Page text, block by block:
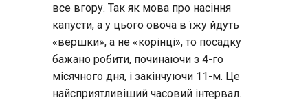
все вгору. Так як мова про насіння
капусти, а у цього овоча в їжу йдуть
«вершки», а не «корінці», то посадку
бажано робити, починаючи з 4-го
місячного дня, і закінчуючи 11-м. Це
найсприятливіший часовий інтервал.